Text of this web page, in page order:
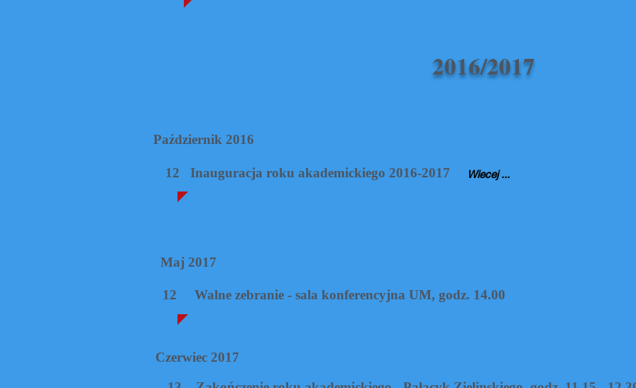
Październik 2016
2016/2017
Wiecej ...
12 Inauguracja roku akademickiego 2016-2017
Maj 2017
12 Walne zebranie - sala konferencyjna UM, godz. 14.00
Czerwiec 2017